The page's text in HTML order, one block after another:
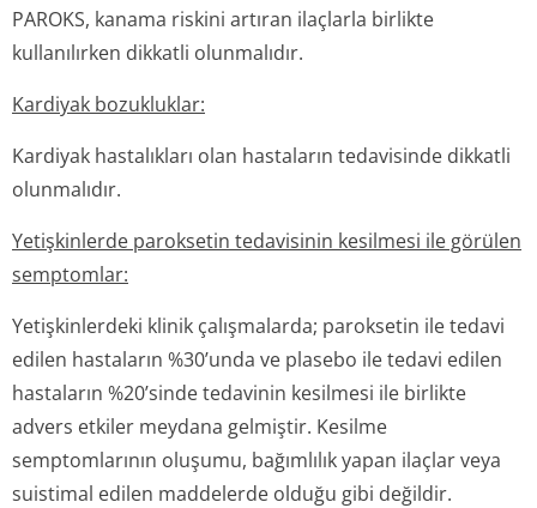
PAROKS, kanama riskini artıran ilaçlarla birlikte
kullanılırken dikkatli olunmalıdır.
Kardiyak bozukluklar:
Kardiyak hastalıkları olan hastaların tedavisinde dikkatli
olunmalıdır.
Yetişkinlerde paroksetin tedavisinin kesilmesi ile görülen
semptomlar:
Yetişkinlerdeki klinik çalışmalarda; paroksetin ile tedavi
edilen hastaların %30’unda ve plasebo ile tedavi edilen
hastaların %20’sinde tedavinin kesilmesi ile birlikte
advers etkiler meydana gelmiştir. Kesilme
semptomlarının oluşumu, bağımlılık yapan ilaçlar veya
suistimal edilen maddelerde olduğu gibi değildir.